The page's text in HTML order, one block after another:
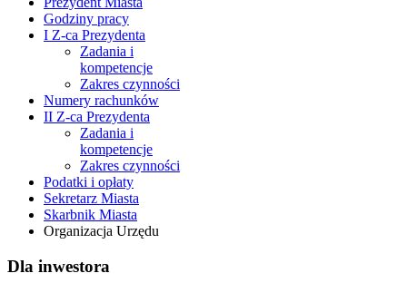
Godziny pracy
I Z-ca Prezydenta
Zadania i
kompetencje
Zakres czynności
Numery rachunków
II Z-ca Prezydenta
Zadania i
kompetencje
Zakres czynności
Podatki i opłaty
Sekretarz Miasta
Skarbnik Miasta
Organizacja Urzędu
Dla inwestora